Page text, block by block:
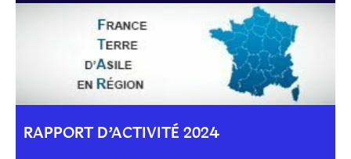
RAPPORT D’ACTIVITÉ 2024